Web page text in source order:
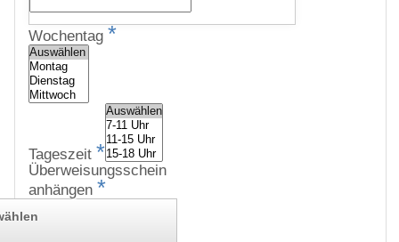
Wochentag *
Tageszeit *
Überweisungsschein
anhängen *